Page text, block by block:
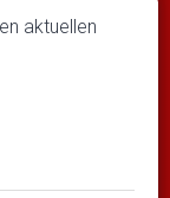
aktuellen